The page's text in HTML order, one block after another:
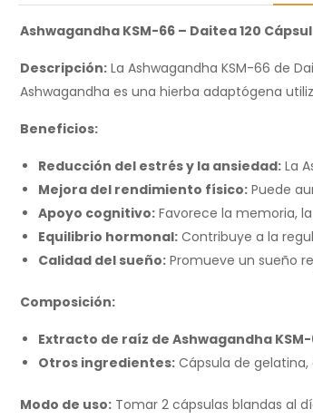
Ashwagandha KSM-66 – Daitea 120
Descripción: La Ashwagandha KSM-66 de
Ashwagandha es una hierba adaptógena
Beneficios:
Reducción del estrés y la ansiedad: La
Mejora del rendimiento físico: Puede
Apoyo cognitivo: Favorece la memoria,
Equilibrio hormonal: Contribuye a la
Calidad del sueño: Promueve un sueño
Composición:
Extracto de raíz de Ashwagandha
Otros ingredientes: Cápsula de
Modo de uso: Tomar 2 cápsulas blandas al